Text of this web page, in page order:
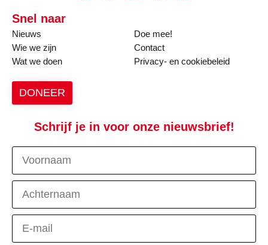
Snel naar
Nieuws
Wie we zijn
Wat we doen
Doe mee!
Contact
Privacy- en cookiebeleid
DONEER
Schrijf je in voor onze nieuwsbrief!